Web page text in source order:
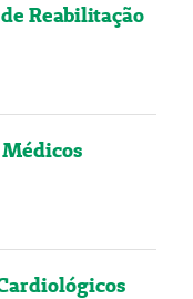
Reabilitação